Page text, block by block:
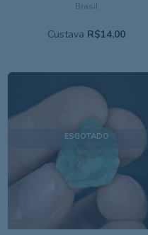
Brasil
Custava R$14,00
ESGOTADO